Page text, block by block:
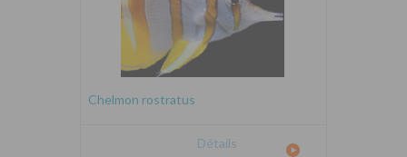
Chelmon rostratus
Détails